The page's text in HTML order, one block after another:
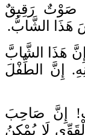
صَوْتٌ رَقِيقٌ
هَذَا الشَّابُّ.
هَذَا الشَّابَّ
إِنَّ الطِّفْلَ
إِنَّ صَاحِبَ
لَا يُمْكِنُ